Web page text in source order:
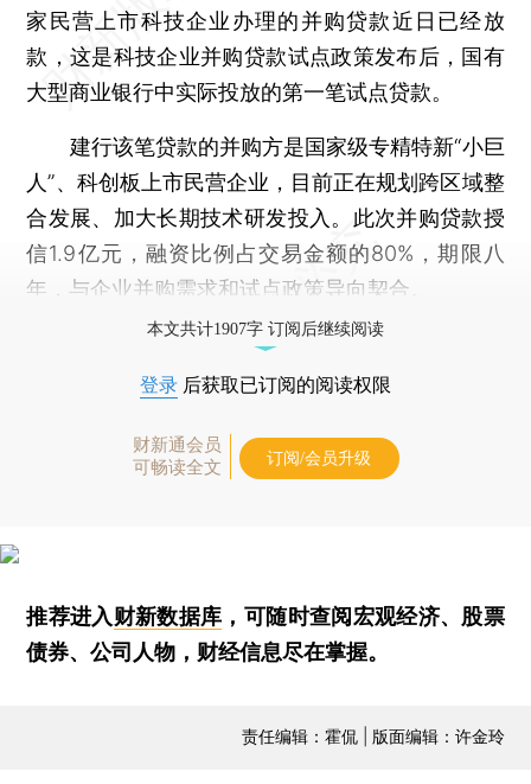
家民营上市科技企业办理的并购贷款近日已经放
款，这是科技企业并购贷款试点政策发布后，国有
大型商业银行中实际投放的第一笔试点贷款。
建行该笔贷款的并购方是国家级专精特新“小巨
人”、科创板上市民营企业，目前正在规划跨区域整
合发展、加大长期技术研发投入。此次并购贷款授
信1.9亿元，融资比例占交易金额的80%，期限八
年，与企业并购需求和试点政策导向契合。
本文共计1907字 订阅后继续阅读
登录 后获取已订阅的阅读权限
财新通会员
可畅读全文
订阅/会员升级
推荐进入财新数据库 ，可随时查阅宏观经济、股票
债券、公司人物，财经信息尽在掌握。
责任编辑：霍侃 | 版面编辑：许金玲